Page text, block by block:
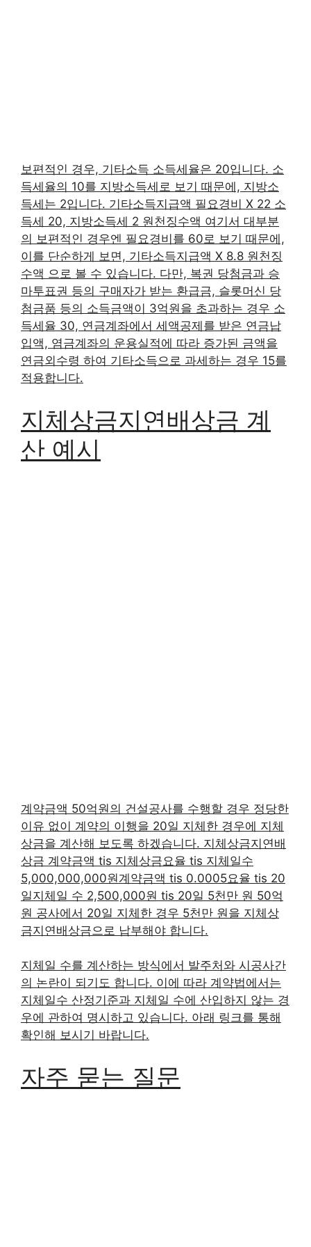
보편적인 경우, 기타소득 소득세율은 20입니다. 소
득세율의 10를 지방소득세로 보기 때문에, 지방소
득세는 2입니다. 기타소득지급액 필요경비 X 22 소
득세 20, 지방소득세 2 원천징수액 여기서 대부분
의 보편적인 경우엔 필요경비를 60로 보기 때문에,
이를 단순하게 보면, 기타소득지급액 X 8.8 원천징
수액 으로 볼 수 있습니다. 다만, 복권 당첨금과 승
마투표권 등의 구매자가 받는 환급금, 슬롯머신 당
첨금품 등의 소득금액이 3억원을 초과하는 경우 소
득세율 30, 연금계좌에서 세액공제를 받은 연금납
입액, 염금계좌의 운용실적에 따라 증가된 금액을
연금외수령 하여 기타소득으로 과세하는 경우 15를
적용합니다.
지체상금지연배상금 계
산 예시
계약금액 50억원의 건설공사를 수행할 경우 정당한
이유 없이 계약의 이행을 20일 지체한 경우에 지체
상금을 계산해 보도록 하겠습니다. 지체상금지연배
상금 계약금액 tis 지체상금요율 tis 지체일수
5,000,000,000원계약금액 tis 0.0005요율 tis 20
일지체일 수 2,500,000원 tis 20일 5천만 원 50억
원 공사에서 20일 지체한 경우 5천만 원을 지체상
금지연배상금으로 납부해야 합니다.
지체일 수를 계산하는 방식에서 발주처와 시공사간
의 논란이 되기도 합니다. 이에 따라 계약법에서는
지체일수 산정기준과 지체일 수에 산입하지 않는 경
우에 관하여 명시하고 있습니다. 아래 링크를 통해
확인해 보시기 바랍니다.
자주 묻는 질문